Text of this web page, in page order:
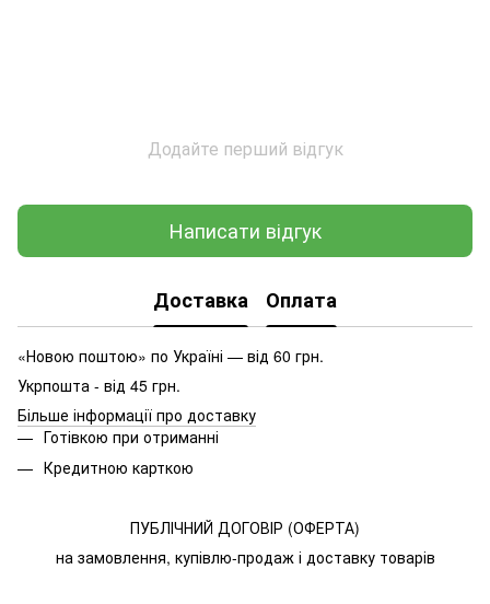
Додайте перший відгук
Написати відгук
Доставка Оплата
«Новою поштою» по Україні — від 60 грн.
Укрпошта - від 45 грн.
Більше інформації про доставку
Готівкою при отриманні
Кредитною карткою
ПУБЛІЧНИЙ ДОГОВІР (ОФЕРТА)
на замовлення, купівлю-продаж і доставку товарів